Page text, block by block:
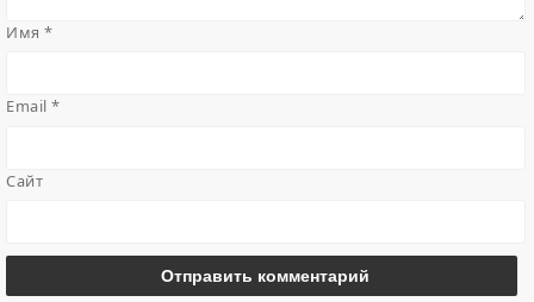
Имя*
Email*
Сайт